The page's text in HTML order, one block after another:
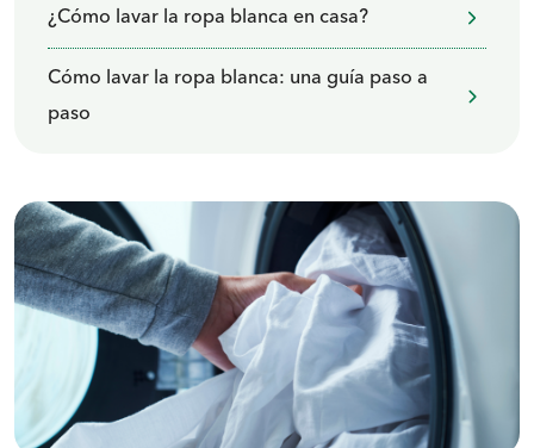
¿Cómo lavar la ropa blanca en casa?
Cómo lavar la ropa blanca: una guía paso a
paso